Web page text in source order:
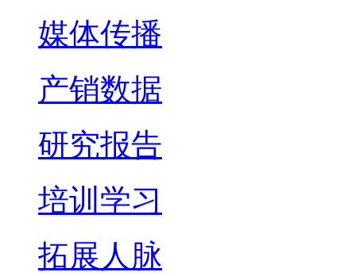
媒体传播
产销数据
研究报告
培训学习
拓展人脉